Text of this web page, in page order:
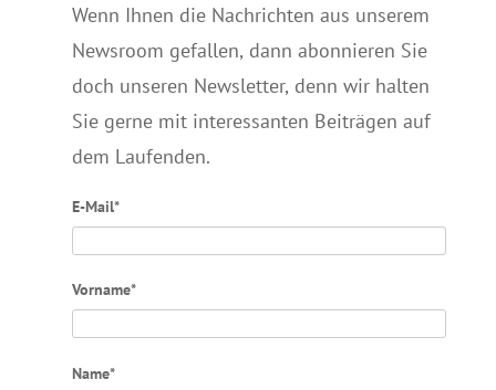
Wenn Ihnen die Nachrichten aus unserem
Newsroom gefallen, dann abonnieren Sie
doch unseren Newsletter, denn wir halten
Sie gerne mit interessanten Beiträgen auf
dem Laufenden.
E-Mail*
Vorname*
Name*